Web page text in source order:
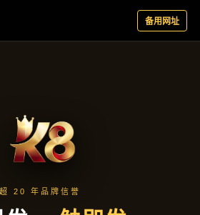
新闻看点
首页 新闻看点